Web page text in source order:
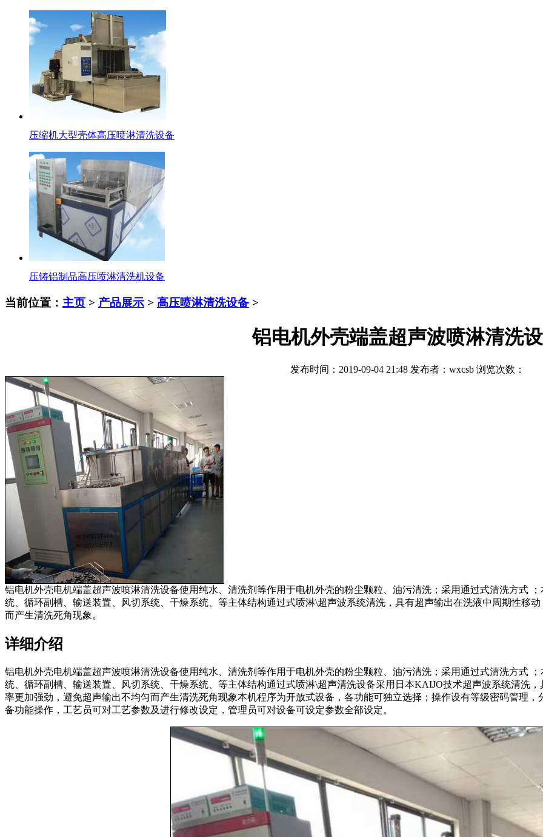
压缩机大型壳体高压喷淋清洗设备
压铸铝制品高压喷淋清洗机设备
当前位置： 主页 > 产品展示 > 高压喷淋清洗设备 >
铝电机外壳端盖超声波喷淋清洗
发布时间：2019-09-04 21:48 发布者：wxcsb 浏览次数：
铝电机外壳电机端盖超声波喷淋清洗设备使用纯水、清洗剂等作用于电机外壳的粉尘颗粒、油污清洗；采用通过式清洗方式
统、循环副槽、输送装置、风切系统、干燥系统、等主体结构通过式喷淋\超声波系统清洗，具有超声输出在洗液中周期性移
而产生清洗死角现象。
详细介绍
铝电机外壳电机端盖超声波喷淋清洗设备使用纯水、清洗剂等作用于电机外壳的粉尘颗粒、油污清洗；采用通过式清洗方式
统、循环副槽、输送装置、风切系统、干燥系统、等主体结构通过式喷淋\超声清洗设备采用日本KAIJO技术超声波系统清洗
率更加强劲，避免超声输出不均匀而产生清洗死角现象本机程序为开放式设备，各功能可独立选择；操作设有等级密码管理
备功能操作，工艺员可对工艺参数及进行修改设定，管理员可对设备可设定参数全部设定。